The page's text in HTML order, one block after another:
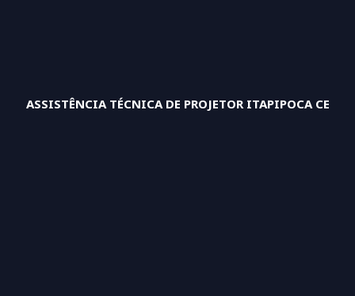
ASSISTÊNCIA TÉCNICA DE PROJETOR ITAPIPOCA CE